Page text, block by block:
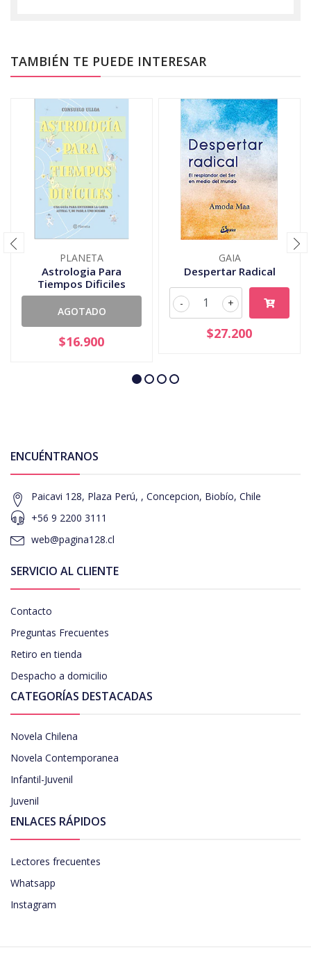
TAMBIÉN TE PUEDE INTERESAR
PLANETA
Astrologia Para
Tiempos Dificiles
AGOTADO
$16.900
GAIA
Despertar Radical
+
-
$27.200
ENCUÉNTRANOS
Paicavi 128, Plaza Perú, , Concepcion, Biobío, Chile
+56 9 2200 3111
web@pagina128.cl
SERVICIO AL CLIENTE
Contacto
Preguntas Frecuentes
Retiro en tienda
Despacho a domicilio
CATEGORÍAS DESTACADAS
Novela Chilena
Novela Contemporanea
Infantil-Juvenil
Juvenil
ENLACES RÁPIDOS
Lectores frecuentes
Whatsapp
Instagram